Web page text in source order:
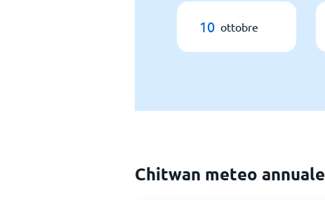
10 ottobre
Chitwan meteo annuale